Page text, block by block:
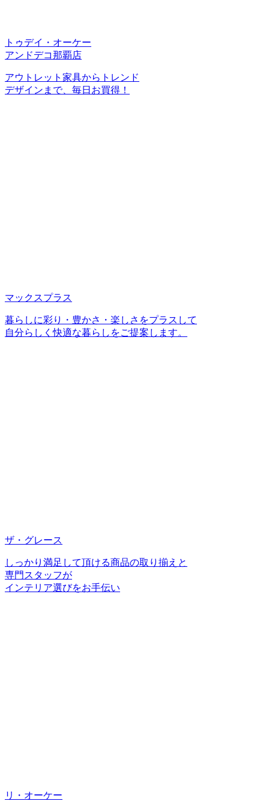
トゥデイ・オーケー
アンドデコ那覇店
アウトレット家具からトレンド
デザインまで、毎日お買得！
マックスプラス
暮らしに彩り・豊かさ・楽しさをプラスして
自分らしく快適な暮らしをご提案します。
ザ・グレース
しっかり満足して頂ける商品の取り揃えと
専門スタッフが
インテリア選びをお手伝い
リ・オーケー